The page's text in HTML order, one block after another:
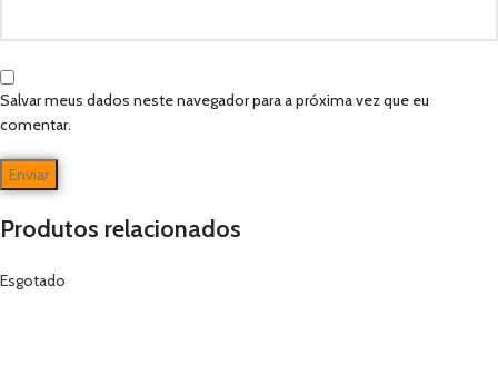
Salvar meus dados neste navegador para a próxima vez que eu
comentar.
Produtos relacionados
Esgotado